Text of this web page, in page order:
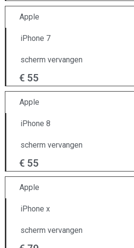
Apple
iPhone 7
scherm vervangen
€ 55
Apple
iPhone 8
scherm vervangen
€ 55
Apple
iPhone x
scherm vervangen